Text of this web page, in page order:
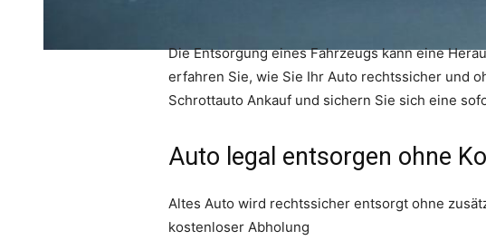
Die Entsorgung eines Fahrzeugs kann eine
erfahren Sie, wie Sie Ihr Auto rechtssicher und
Schrottauto Ankauf und sichern Sie sich eine
Auto legal entsorgen ohne
Altes Auto wird rechtssicher entsorgt ohne
kostenloser Abholung